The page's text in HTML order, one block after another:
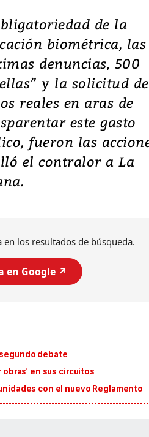
de la
biométrica, las
denuncias, 500
y la solicitud de
reales en aras de
este gasto
fueron las
el contralor a La
los resultados de búsqueda.
en Google ↗️
debate
en sus circuitos
con el nuevo Reglamento